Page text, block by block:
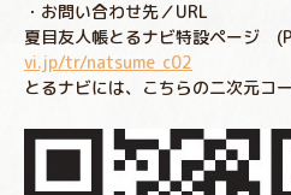
・お問い合わせ先／URL
夏目友人帳とるナビ特設ページ
vi.jp/tr/natsume_c02
とるナビには、こちらの二次元コ